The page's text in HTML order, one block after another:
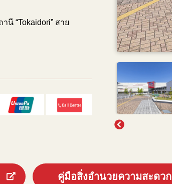
นี “Tokaidori” สาย
คู่มือสิ่งอำนวยความสะดวก